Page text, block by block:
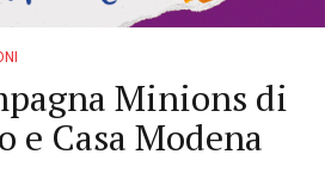
Minions di
e Casa Modena